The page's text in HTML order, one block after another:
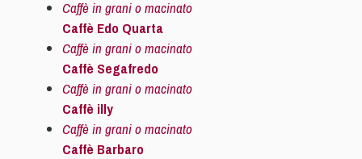
Caffè in grani o macinato
Caffè Edo Quarta
Caffè in grani o macinato
Caffè Segafredo
Caffè in grani o macinato
Caffè illy
Caffè in grani o macinato
Caffè Barbaro